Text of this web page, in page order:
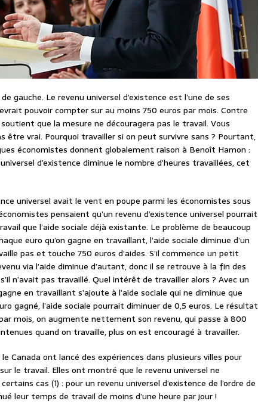
gauche. Le revenu universel d’existence est l’une de ses
pouvoir compter sur au moins 750 euros par mois. Contre
que la mesure ne découragera pas le travail. Vous
être vrai. Pourquoi travailler si on peut survivre sans ? Pourtant,
économistes donnent globalement raison à Benoît Hamon :
d’existence diminue le nombre d’heures travaillées, cet
universel avait le vent en poupe parmi les économistes sous
pensaient qu’un revenu d’existence universel pourrait
que l’aide sociale déjà existante. Le problème de beaucoup
euro qu’on gagne en travaillant, l’aide sociale diminue d’un
pas et touche 750 euros d’aides. S’il commence un petit
via l’aide diminue d’autant, donc il se retrouve à la fin des
n’avait pas travaillé. Quel intérêt de travailler alors ? Avec un
en travaillant s’ajoute à l’aide sociale qui ne diminue que
gagné, l’aide sociale pourrait diminuer de 0,5 euros. Le résultat
mois, on augmente nettement son revenu, qui passe à 800
quand on travaille, plus on est encouragé à travailler.
Canada ont lancé des expériences dans plusieurs villes pour
le travail. Elles ont montré que le revenu universel ne
cas (1) : pour un revenu universel d’existence de l’ordre de
leur temps de travail de moins d’une heure par jour !